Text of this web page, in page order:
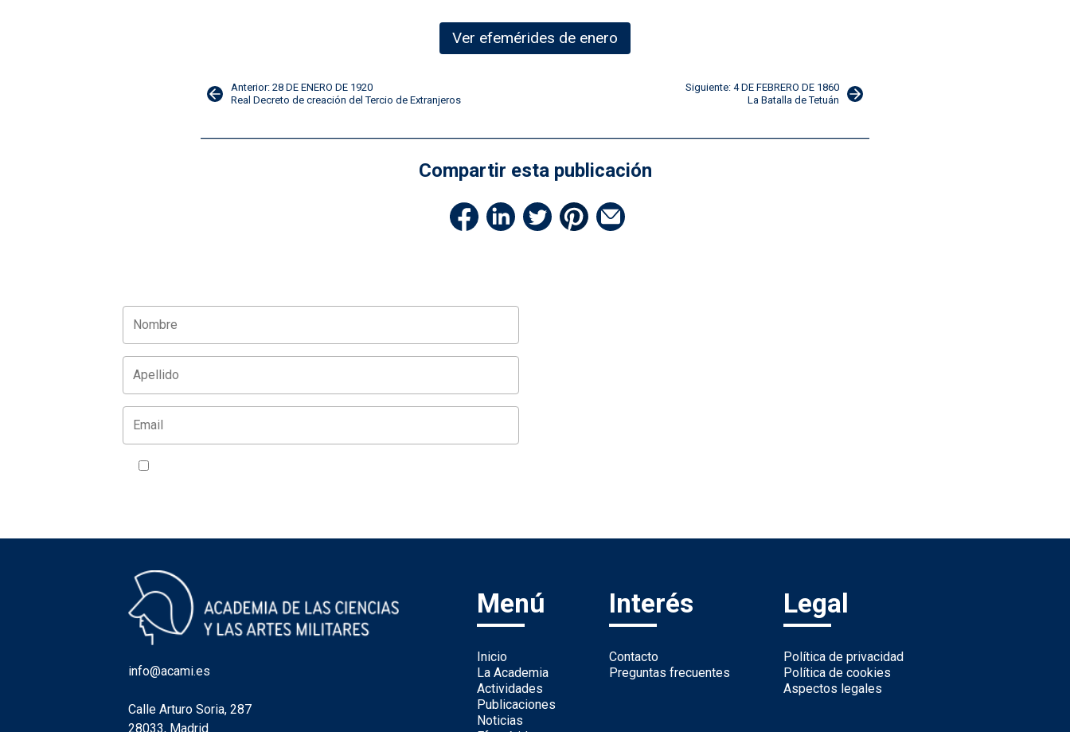
Ver efemérides de enero
Navegación
Anterior: 28 DE ENERO DE 1920
Real Decreto de creación del Tercio de Extranjeros
Siguiente: 4 DE FEBRERO DE 1860
La Batalla de Tetuán
Compartir esta publicación
info@acami.es
Calle Arturo Soria, 287
28033, Madrid
Menú
Inicio
La Academia
Actividades
Publicaciones
Noticias
Interés
Contacto
Preguntas frecuentes
Legal
Política de privacidad
Política de cookies
Aspectos legales